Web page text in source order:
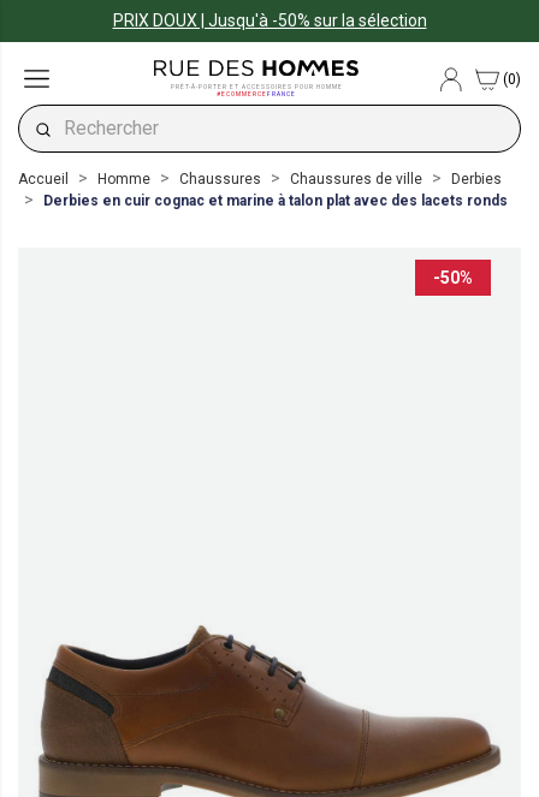
PRIX DOUX | Jusqu'à -50% sur la sélection
PRÊT-À-PORTER ET ACCESSOIRES POUR HOMME
#ECOMMERCEFRANCE
(0)
Accueil Homme Chaussures Chaussures de ville
Derbies
Derbies en cuir cognac et marine à talon plat avec des lacets ronds
-50%